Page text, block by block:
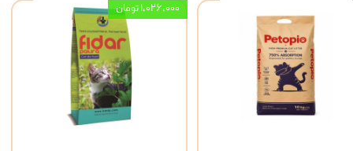
۱,۰۲۶,۰۰۰ تومان